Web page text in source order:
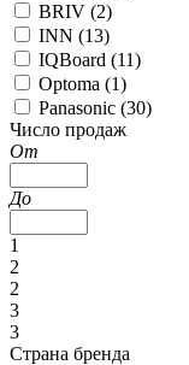
BRIV (2)
INN (13)
IQBoard (11)
Optoma (1)
Panasonic (30)
Число продаж
От
До
1
2
2
3
3
Страна бренда